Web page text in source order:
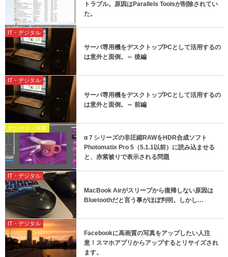
トラブル。原因はParallels Toolsが削除されてい
た。
IT・デジタル
サーバ専用機をデスクトップPCとして活用するの
は意外と面倒。～ 後編
IT・デジタル
サーバ専用機をデスクトップPCとして活用するの
は意外と面倒。～ 前編
デジカメ・写真
α７シリーズの非圧縮RAWをHDR合成ソフト
Photomatix Pro 5（5.1.1以前）に読み込ませる
と、赤紫被りで表示される問題
IT・デジタル
MacBook Airがスリープから復帰しない原因は
Bluetoothだと言う事がほぼ判明。しかし…
IT・デジタル
Facebookに高画質の写真をアップしたい人注
意！スマホアプリからアップするとリサイズされ
ます。